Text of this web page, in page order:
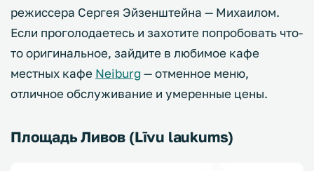
режиссера Сергея Эйзенштейна — Михаилом.
Если проголодаетесь и захотите попробовать что-
то оригинальное, зайдите в любимое кафе
местных кафе Neiburg — отменное меню,
отличное обслуживание и умеренные цены.
Площадь Ливов (Līvu laukums)